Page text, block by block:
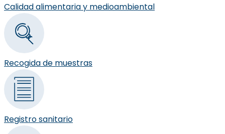
Calidad alimentaria y medioambiental
Recogida de muestras
Registro sanitario